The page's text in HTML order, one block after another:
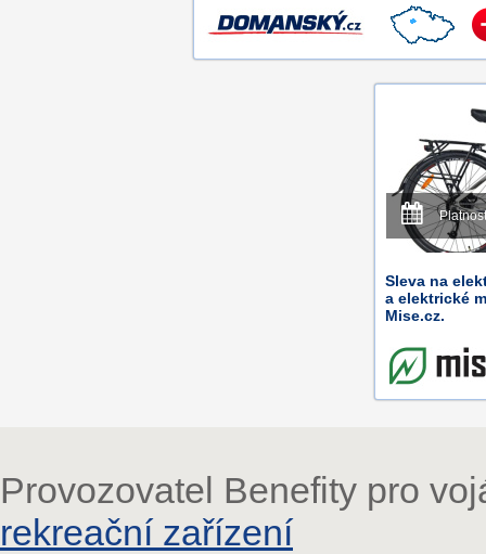
Sleva na
a elektrické
Mise.cz.
Provozovatel Benefity pro
rekreační zařízení